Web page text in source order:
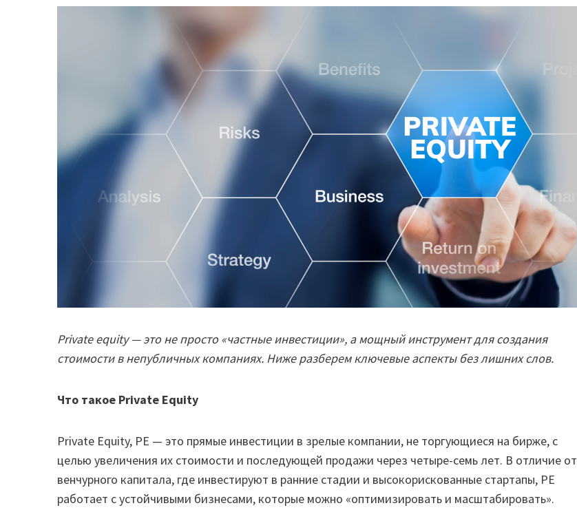
Private equity — это не просто «частные инвестиции», а мощный инструмент для создания
стоимости в непубличных компаниях. Ниже разберем ключевые аспекты без лишних слов.
Что такое Private Equity
Private Equity, PE — это прямые инвестиции в зрелые компании, не торгующиеся на бирже, с
целью увеличения их стоимости и последующей продажи через четыре-семь лет. В отличие от
венчурного капитала, где инвестируют в ранние стадии и высокорискованные стартапы, PE
работает с устойчивыми бизнесами, которые можно «оптимизировать и масштабировать».